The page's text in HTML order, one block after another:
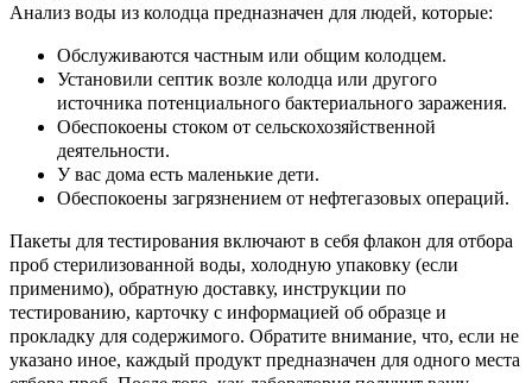
Анализ воды из колодца предназначен для людей, которые:
Обслуживаются частным или общим колодцем.
Установили септик возле колодца или другого
источника потенциального бактериального заражения.
Обеспокоены стоком от сельскохозяйственной
деятельности.
У вас дома есть маленькие дети.
Обеспокоены загрязнением от нефтегазовых операций.
Пакеты для тестирования включают в себя флакон для отбора
проб стерилизованной воды, холодную упаковку (если
применимо), обратную доставку, инструкции по
тестированию, карточку с информацией об образце и
прокладку для содержимого. Обратите внимание, что, если не
указано иное, каждый продукт предназначен для одного места